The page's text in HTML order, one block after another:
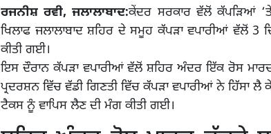
ਰਜਨੀਸ਼ ਰਵੀ, ਜਲਾਲਾਬਾਦ:ਕੇਂਦਰ ਸਰਕਾਰ ਵੱਲੋਂ ਕੱਪੜਿਆਂ
ਖਿਲਾਫ ਜਲਾਲਾਬਾਦ ਸ਼ਹਿਰ ਦੇ ਸਮੂਹ ਕੱਪੜਾ ਵਪਾਰੀਆਂ ਵੱਲੋਂ 3
ਕੀਤੀ ਗਈ।
ਇਸ ਦੌਰਾਨ ਕੱਪੜਾ ਵਪਾਰੀਆਂ ਵੱਲੋਂ ਸ਼ਹਿਰ ਅੰਦਰ ਇੱਕ ਰੋਸ
ਪ੍ਰਦਰਸ਼ਨ ਵਿੱਚ ਵੱਡੀ ਗਿਣਤੀ ਵਿੱਚ ਕੱਪੜਾ ਵਪਾਰੀਆਂ ਨੇ ਹਿੱਸਾ
ਟੈਕਸ ਨੂੰ ਵਾਪਿਸ ਲੈਣ ਦੀ ਮੰਗ ਕੀਤੀ ਗਈ।